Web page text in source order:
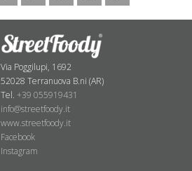
Via Poggilupi, 1692
52028 Terranuova B.ni (AR)
Tel. +39 055919431
info@streetfoody.it
www.streetfoody.it
Facebook
​Instagram